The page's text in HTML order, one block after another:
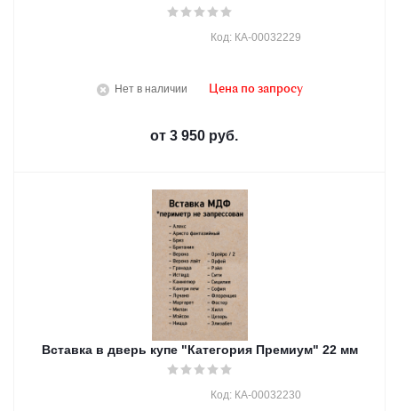
Нет в наличии
Код: КА-00032229
Цена по запросу
от 3 950 руб.
Вставка в дверь купе "Категория Премиум" 22 мм
Код: КА-00032230